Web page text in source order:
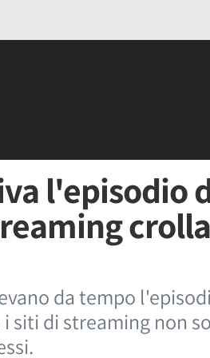
l'episodio
da tempo
siti di streaming non